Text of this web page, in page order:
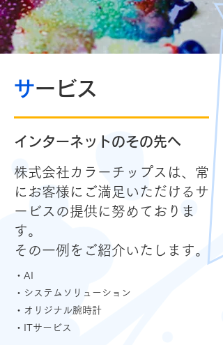
サービス
​インターネットのその先へ
株式会社カラーチップスは、常
にお客様にご満足いただけるサ
ービスの提供に努めておりま
す。
その一例をご紹介いたします。
・AI
・システムソリューション
・オリジナル腕時計
​・ITサービス